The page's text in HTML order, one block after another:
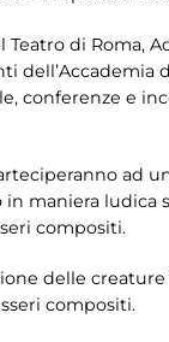
di Roma,
conferenze e
ad
maniera
compositi.
delle
compositi.